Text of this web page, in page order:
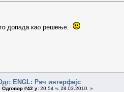
допада као решење.
ENGL: Реч интерфејс
Одговор #42 у: 20.54 ч. 28.03.2010. »